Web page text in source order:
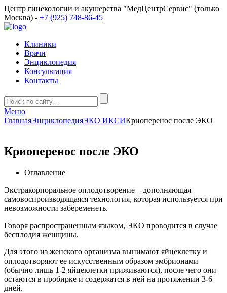
Центр гинекологии и акушерства "МедЦентрСервис" (только
Москва) - +7 (925) 748-86-45
Клиники
Врачи
Энциклопедия
Консультация
Контакты
Меню
ГлавнаяЭнциклопедияЭКО ИКСИКриоперенос после ЭКО
Криоперенос после ЭКО
Оглавление
Экстракорпоральное оплодотворение – дополняющая
самовоспроизводящаяся технология, которая используется при
невозможности забеременеть.
Говоря распространенным языком, ЭКО проводится в случае
бесплодия женщины.
Для этого из женского организма вынимают яйцеклетку и
оплодотворяют ее искусственным образом эмбрионами
(обычно лишь 1-2 яйцеклетки приживаются), после чего они
остаются в пробирке и содержатся в ней на протяжении 3-6
дней.